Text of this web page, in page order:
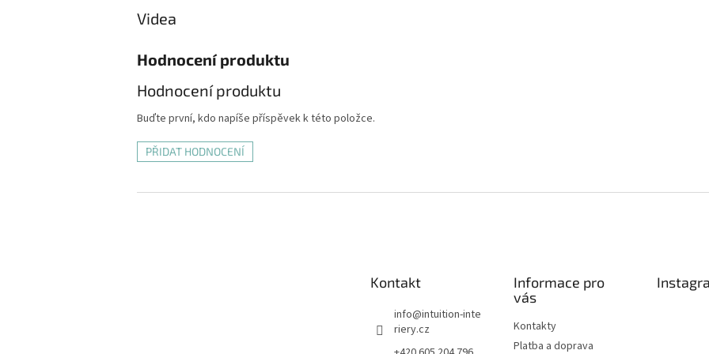
Videa
Hodnocení produktu
Hodnocení produktu
Buďte první, kdo napíše příspěvek k této položce.
PŘIDAT HODNOCENÍ
Kontakt
info@intuition-inte
riery.cz
Informace pro
vás
Kontakty
Platba a doprava